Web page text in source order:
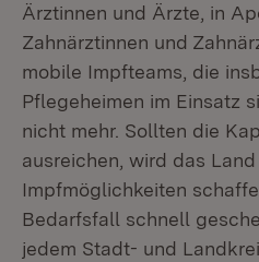
Ärztinnen und Ärzte, in
Zahnärztinnen und
mobile Impfteams, die
Pflegeheimen im Einsatz
nicht mehr. Sollten die
ausreichen, wird das
Impfmöglichkeiten
Bedarfsfall schnell
jedem Stadt- und